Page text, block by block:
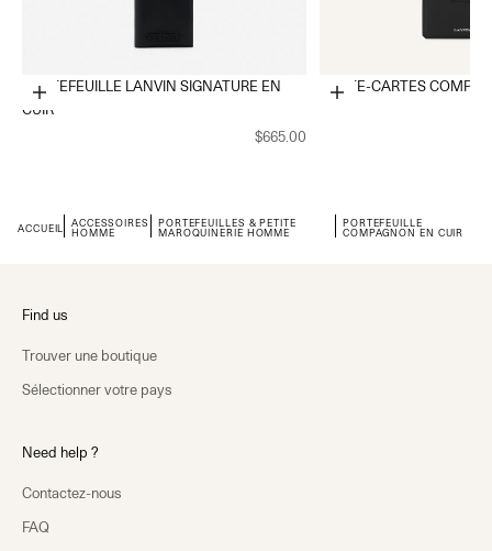
Choose options
PORTEFEUILLE LANVIN SIGNATURE EN
CUIR
$665.00
Choose options
PORTE-CARTES
ACCUEIL
ACCESSOIRES
HOMME
PORTEFEUILLES & PETITE
MAROQUINERIE HOMME
PORTEFEUILLE
COMPAGNON EN CUIR
Find us
Trouver une boutique
Sélectionner votre pays
Need help ?
Contactez-nous
FAQ